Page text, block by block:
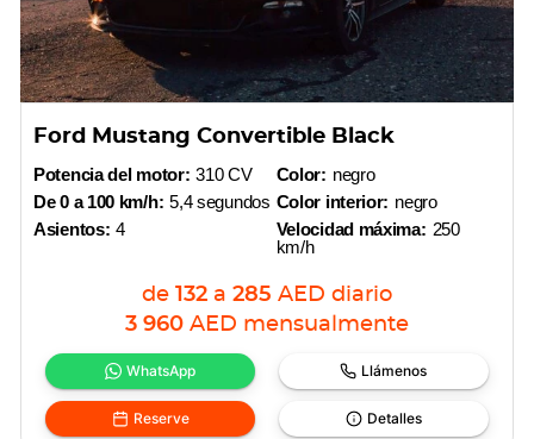
Ford Mustang Convertible Black
Potencia del motor: 310 CV
De 0 a 100 km/h: 5,4 segundos
Asientos: 4
Color: negro
Color interior: negro
Velocidad máxima: 250
km/h
de 132 a 285 AED diario
3 960 AED mensualmente
WhatsApp Llámenos
Reserve Detalles